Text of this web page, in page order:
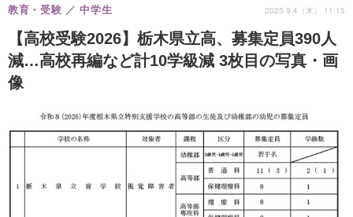
【高校受験2026】栃木県立高、募集定員390人
減…高校再編など計10学級減 3枚目の写真・画
像
教育・受験 中学生 2025.9.4（木） 11:15